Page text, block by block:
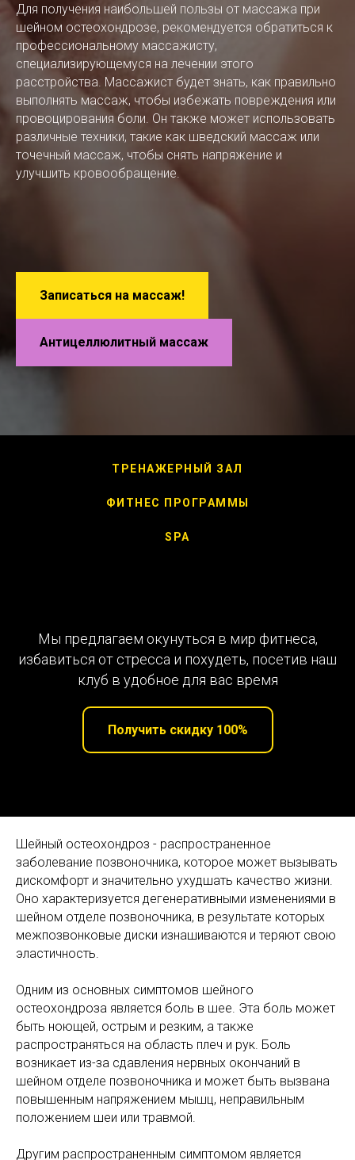
Для получения наибольшей пользы от массажа при
шейном остеохондрозе, рекомендуется обратиться к
профессиональному массажисту,
специализирующемуся на лечении этого
расстройства. Массажист будет знать, как правильно
выполнять массаж, чтобы избежать повреждения или
провоцирования боли. Он также может использовать
различные техники, такие как шведский массаж или
точечный массаж, чтобы снять напряжение и
улучшить кровообращение.
Записаться на массаж!
Антицеллюлитный массаж
ТРЕНАЖЕРНЫЙ ЗАЛ
ФИТНЕС ПРОГРАММЫ
SPA
Мы предлагаем окунуться в мир фитнеса,
избавиться от стресса и похудеть, посетив наш
клуб в удобное для вас время
Получить скидку 100%
Шейный остеохондроз - распространенное
заболевание позвоночника, которое может вызывать
дискомфорт и значительно ухудшать качество жизни.
Оно характеризуется дегенеративными изменениями в
шейном отделе позвоночника, в результате которых
межпозвонковые диски изнашиваются и теряют свою
эластичность.
Одним из основных симптомов шейного
остеохондроза является боль в шее. Эта боль может
быть ноющей, острым и резким, а также
распространяться на область плеч и рук. Боль
возникает из-за сдавления нервных окончаний в
шейном отделе позвоночника и может быть вызвана
повышенным напряжением мышц, неправильным
положением шеи или травмой.
Другим распространенным симптомом является